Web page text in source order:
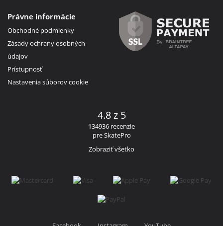
Právne informácie
Obchodné podmienky
Zásady ochrany osobných
údajov
Prístupnosť
Nastavenia súborov cookie
4.8 z 5
134936 recenzie
pre SkatePro
Zobraziť všetko